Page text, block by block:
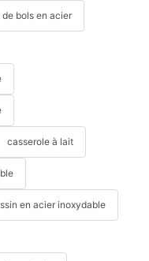
bols en acier
casserole à lait
en acier inoxydable